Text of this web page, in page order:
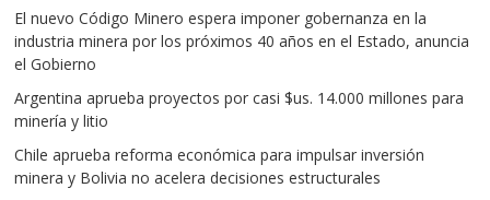
El nuevo Código Minero espera imponer gobernanza en la
industria minera por los próximos 40 años en el Estado, anuncia
el Gobierno
Argentina aprueba proyectos por casi $us. 14.000 millones para
minería y litio
Chile aprueba reforma económica para impulsar inversión
minera y Bolivia no acelera decisiones estructurales